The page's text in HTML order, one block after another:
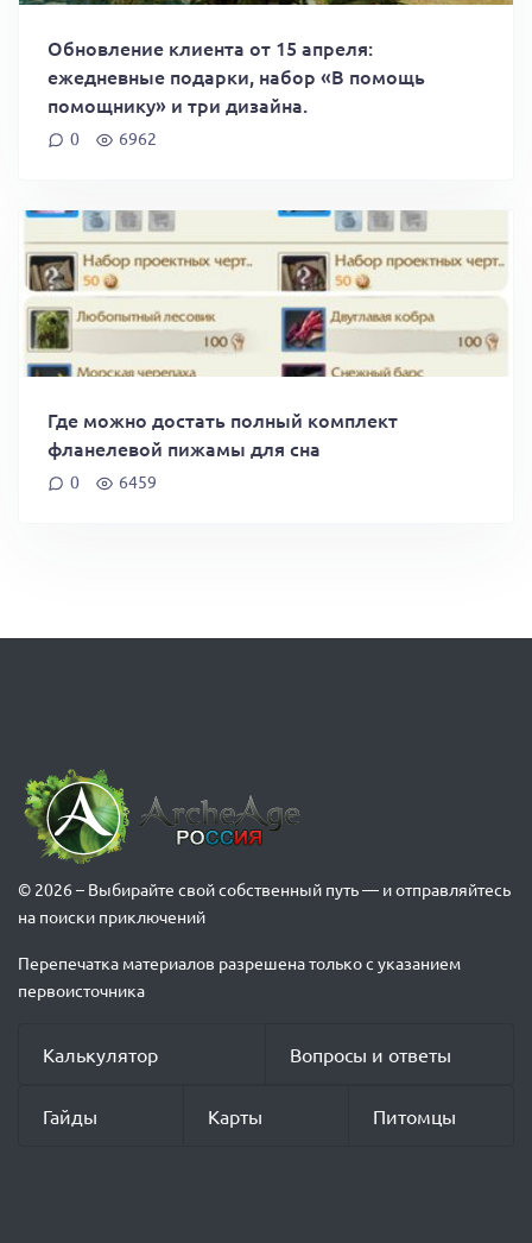
Обновление клиента от 15 апреля:
ежедневные подарки, набор «В помощь
помощнику» и три дизайна.
0 6962
Где можно достать полный комплект
фланелевой пижамы для сна
0 6459
© 2026 – Выбирайте свой собственный путь — и отправляйтесь
на поиски приключений
Перепечатка материалов разрешена только с указанием
первоисточника
Калькулятор Вопросы и ответы
Гайды Карты Питомцы